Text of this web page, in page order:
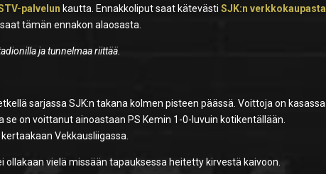
palvelun kautta. Ennakkoliput saat kätevästiSJK:n verkkokaupasta
tämän ennakon alaosasta.
ja tunnelmaa riittää.
sarjassa SJK:n takana kolmen pisteen päässä. Voittoja on kasassa
on voittanut ainoastaan PS Kemin 1-0-luvuin kotikentällään.
Vekkausliigassa.
ollakaan vielä missään tapauksessa heitetty kirvestä kaivoon.